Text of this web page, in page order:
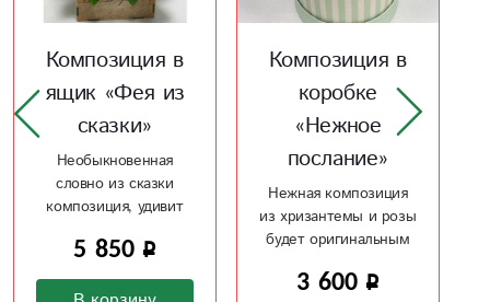
Композиция в
коробке
«Нежное
послание»
Нежная композиция
из хризантемы и розы
будет оригинальным
посланием
3 600
Композиция в
ящике
«Искренняя
улыбка»
Отличный подарок с
любовью в День
Матери
3 100